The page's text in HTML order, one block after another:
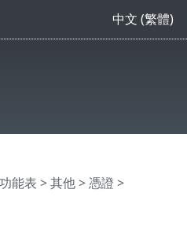
中文 (繁體)
能表 > 其他 >憑證 >